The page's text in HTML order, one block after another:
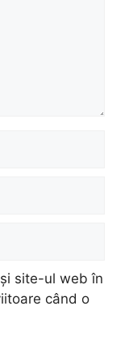
site-ul web în
când o